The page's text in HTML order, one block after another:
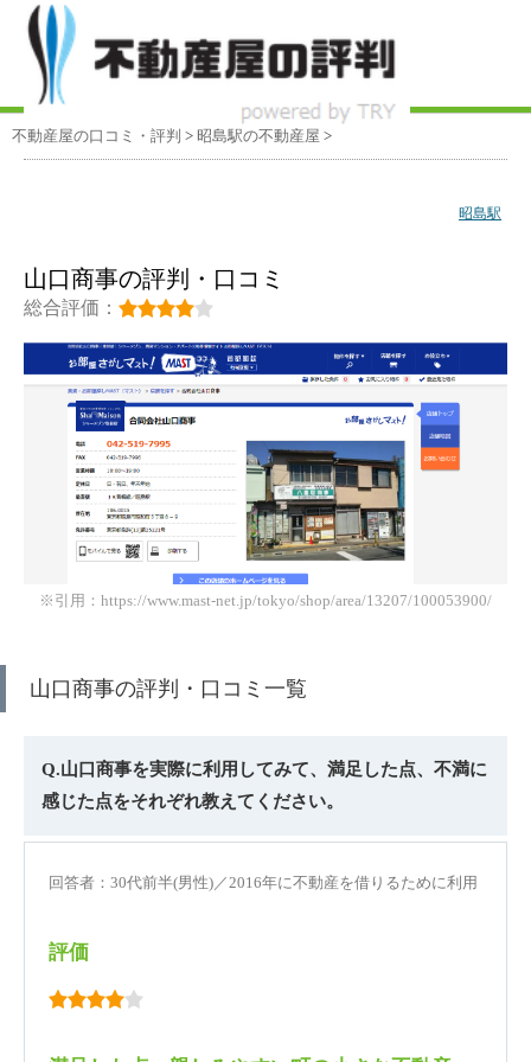
不動産屋の口コミ・評判 > 昭島駅の不動産屋 >
昭島駅
山口商事の評判・口コミ
総合評価：
※引用：https://www.mast-net.jp/tokyo/shop/area/13207/100053900/
山口商事の評判・口コミ一覧
Q.山口商事を実際に利用してみて、満足した点、不満に
感じた点をそれぞれ教えてください。
回答者：30代前半(男性)／2016年に不動産を借りるために利用
評価